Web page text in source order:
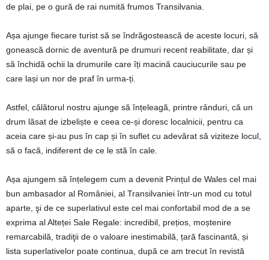
de plai, pe o gură de rai numită frumos Transilvania.
Așa ajunge fiecare turist să se îndrăgostească de aceste locuri, să
gonească dornic de aventură pe drumuri recent reabilitate, dar și
să închidă ochii la drumurile care îți macină cauciucurile sau pe
care lași un nor de praf în urma-ți.
Astfel, călătorul nostru ajunge să înțeleagă, printre rânduri, că un
drum lăsat de izbeliște e ceea ce-și doresc localnicii, pentru ca
aceia care și-au pus în cap și în suflet cu adevărat să viziteze locul,
să o facă, indiferent de ce le stă în cale.
Așa ajungem să înțelegem cum a devenit Prințul de Wales cel mai
bun ambasador al României, al Transilvaniei într-un mod cu totul
aparte, şi de ce superlativul este cel mai confortabil mod de a se
exprima al Alteței Sale Regale: incredibil, prețios, moștenire
remarcabilă, tradiţii de o valoare inestimabilă, țară fascinantă, și
lista superlativelor poate continua, după ce am trecut în revistă